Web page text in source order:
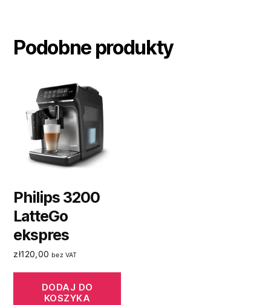
Podobne produkty
Philips 3200
LatteGo
ekspres
zł120,00 bez VAT
DODAJ DO
KOSZYKA